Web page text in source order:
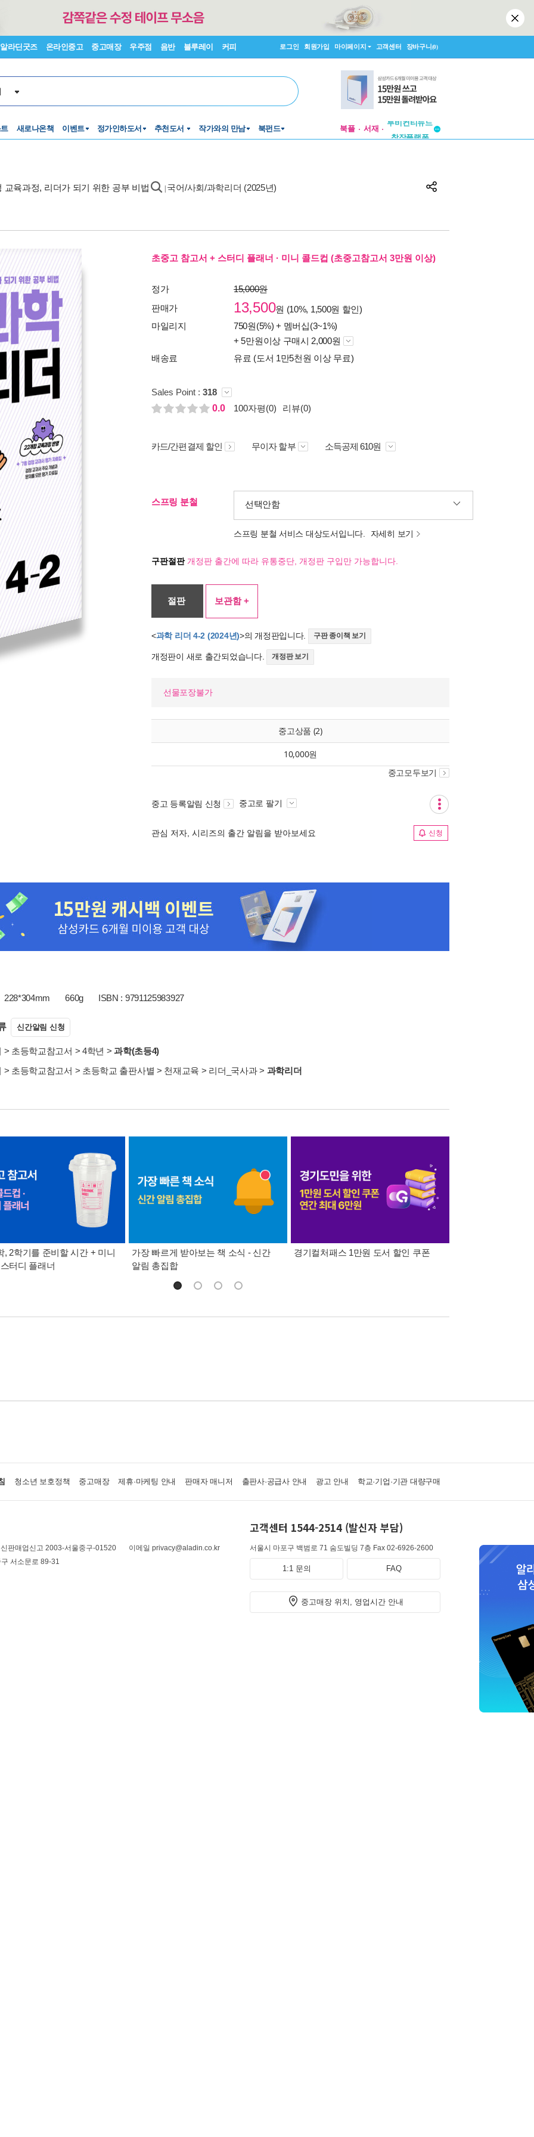
알라딘굿즈 온라인중고 중고매장 우주점 음반 블루레이 커피 로그인 회원가입 마이페이지 고객센터 장바구니(0)
새로나온책 이벤트 정가인하도서 추천도서 작가와의 만남 북펀드 북플 서재
창작플랫폼
교육과정, 리더가 되기 위한 공부 비법 국어/사회/과학리더 (2025년)
초중고 참고서 + 스터디 플래너 · 미니 콜드컵 (초중고참고서 3만원 이상)
정가
15,000원
판매가
13,500원 (10%, 1,500원 할인)
마일리지
750원(5%) + 멤버십(3~1%)
+ 5만원이상 구매시 2,000원
배송료
유료 (도서 1만5천원 이상 무료)
Sales Point : 318
0.0
100자평(0) 리뷰(0)
카드/간편결제 할인 무이자 할부 소득공제 610원
스프링 분철 선택안함
스프링 분철 서비스 대상도서입니다. 자세히 보기
구판절판개정판 출간에 따라 유통중단, 개정판 구입만 가능합니다.
절판 보관함 +
<과학 리더 4-2 (2024년)>의 개정판입니다. 구판 종이책 보기
개정판이 새로 출간되었습니다. 개정판 보기
선물포장불가
중고상품 (2)
10,000원
중고모두보기
중고 등록알림 신청 중고로 팔기
관심 저자, 시리즈의 출간 알림을 받아보세요 신청
228*304mm 660g ISBN : 9791125983927
신간알림 신청
> 초등학교참고서 > 4학년 >과학(초등4)
> 초등학교참고서 > 초등학교 출판사별 > 천재교육 > 리더_국사과> 과학리더
, 2학기를 준비할 시간 + 미니
터디 플래너
가장 빠르게 받아보는 책 소식 - 신간
알림 총집합
경기컬처패스 1만원 도서 할인 쿠폰
청소년 보호정책 중고매장 제휴·마케팅 안내 판매자 매니저 출판사·공급사 안내 광고 안내 학교·기업·기관 대량구매
판매업신고 2003-서울중구-01520
이메일 privacy@aladin.co.kr
서소문로 89-31
고객센터 1544-2514 (발신자 부담)
서울시 마포구 백범로 71 숨도빌딩 7층 Fax 02-6926-2600
1:1 문의 FAQ
중고매장 위치, 영업시간 안내